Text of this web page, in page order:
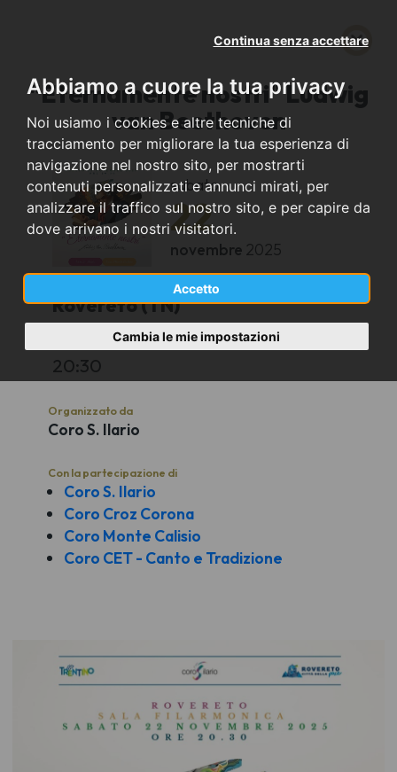
Abbiamo a cuore la tua privacy
Noi usiamo i cookies e altre tecniche di
tracciamento per migliorare la tua esperienza di
navigazione nel nostro sito, per mostrarti
contenuti personalizzati e annunci mirati, per
analizzare il traffico sul nostro sito, e per capire da
dove arrivano i nostri visitatori.
Accetto
Continua senza accettare
Cambia le mie impostazioni
"Eternamente nostri" Ludwig
van Beethoven
sabato
22
novembre 2025
Rovereto (TN)
Sala Filarmonica
20:30
Organizzato da
Coro S. Ilario
Con la partecipazione di
Coro S. Ilario
Coro Croz Corona
Coro Monte Calisio
Coro CET - Canto e Tradizione